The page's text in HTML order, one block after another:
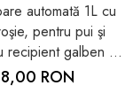
automată 1L cu
pentru pui şi
recipient galben cu
verdeRON